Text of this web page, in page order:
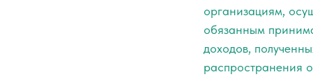
организациям,
обязанным
доходов,
распространения